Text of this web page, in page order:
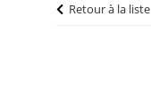
Retour à la liste